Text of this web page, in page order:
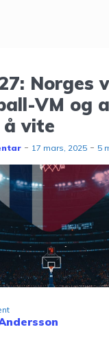
Norges
VM og
vite
17 mars, 2025 5